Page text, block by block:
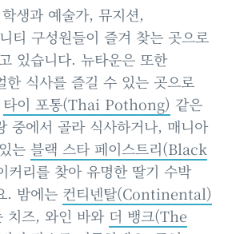
생과 예술가, 뮤지션,
티 구성원들이 즐겨 찾는 곳으로
있습니다. 뉴타운은 또한
한 식사를 즐길 수 있는 곳으로
타이 포통(Thai Pothong) 같은
중에서 골라 식사하거나, 매니아
는 블랙 스타 페이스트리(Black
커리를 찾아 유명한 딸기 수박
. 밤에는 컨티넨탈(Continental)
치즈, 와인 바와 더 뱅크(The